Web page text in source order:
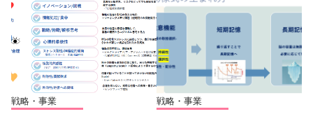
戦略・事業 戦略・事業